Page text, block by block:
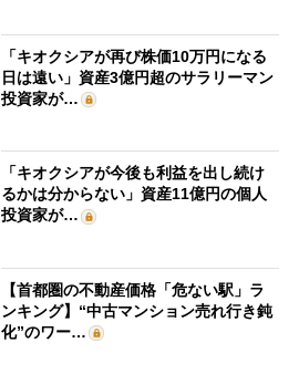
「キオクシアが再び株価10万円になる
日は遠い」資産3億円超のサラリーマン
投資家が…
「キオクシアが今後も利益を出し続け
るかは分からない」資産11億円の個人
投資家が…
【首都圏の不動産価格「危ない駅」ラ
ンキング】“中古マンション売れ行き鈍
化”のワー…